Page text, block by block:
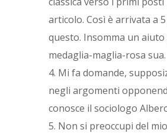
articolo. Così è arrivata a
questo. Insomma un
medaglia-maglia-rosa sua.
4. Mi fa domande,
negli argomenti
conosce il sociologo
5. Non si preoccupi del